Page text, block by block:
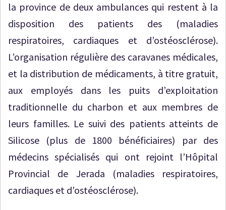
la province de deux ambulances qui restent à la
disposition des patients des (maladies
respiratoires, cardiaques et d’ostéosclérose).
L’organisation régulière des caravanes médicales,
et la distribution de médicaments, à titre gratuit,
aux employés dans les puits d’exploitation
traditionnelle du charbon et aux membres de
leurs familles. Le suivi des patients atteints de
Silicose (plus de 1800 bénéficiaires) par des
médecins spécialisés qui ont rejoint l’Hôpital
Provincial de Jerada (maladies respiratoires,
cardiaques et d’ostéosclérose).